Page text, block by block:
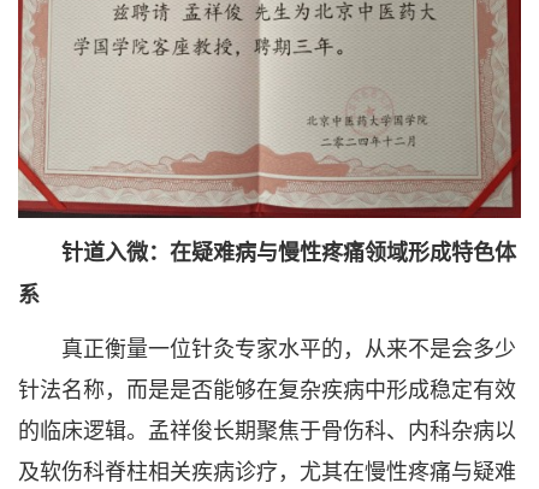
针道入微：在疑难病与慢性疼痛领域形成特色体
系
真正衡量一位针灸专家水平的，从来不是会多少
针法名称，而是是否能够在复杂疾病中形成稳定有效
的临床逻辑。孟祥俊长期聚焦于骨伤科、内科杂病以
及软伤科脊柱相关疾病诊疗，尤其在慢性疼痛与疑难